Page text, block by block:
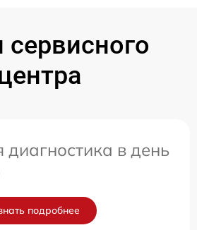
диагностика в день
подробнее